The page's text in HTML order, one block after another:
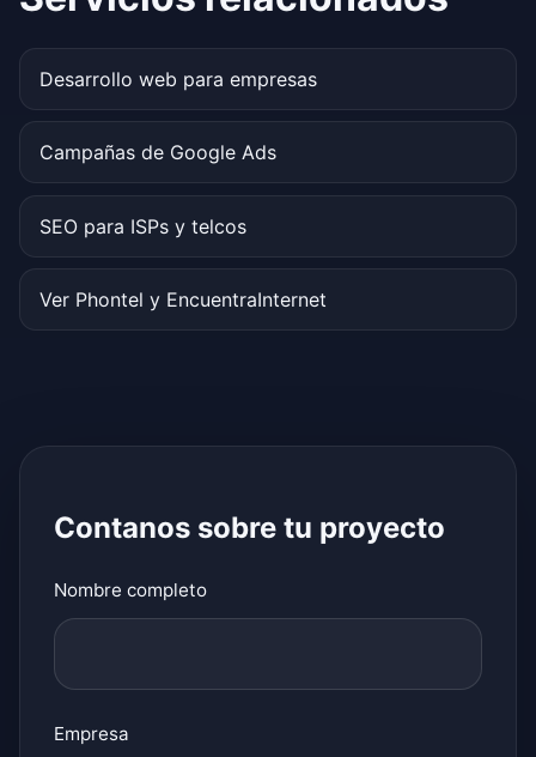
Desarrollo web para empresas
Campañas de Google Ads
SEO para ISPs y telcos
Ver Phontel y EncuentraInternet
Contanos sobre tu proyecto
Nombre completo
Empresa